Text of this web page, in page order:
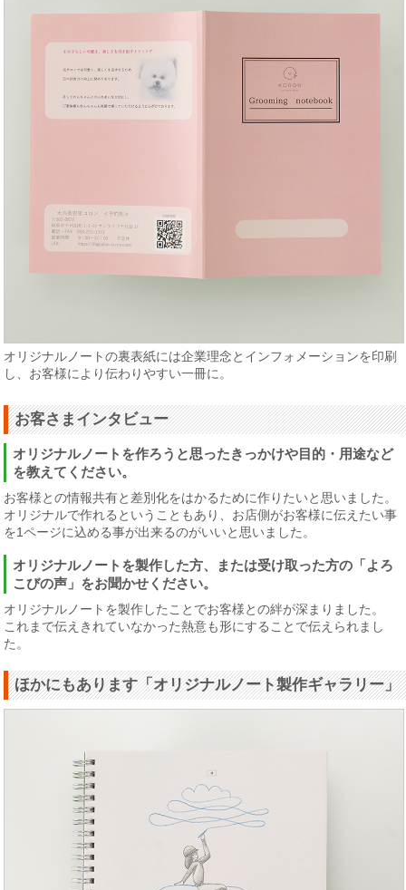
オリジナルノートの裏表紙には企業理念とインフォメーションを印刷
し、お客様により伝わりやすい一冊に。
お客さまインタビュー
オリジナルノートを作ろうと思ったきっかけや目的・用途など
を教えてください。
お客様との情報共有と差別化をはかるために作りたいと思いました。
オリジナルで作れるということもあり、お店側がお客様に伝えたい事
を1ページに込める事が出来るのがいいと思いました。
オリジナルノートを製作した方、または受け取った方の「よろ
こびの声」をお聞かせください。
オリジナルノートを製作したことでお客様との絆が深まりました。
これまで伝えきれていなかった熱意も形にすることで伝えられまし
た。
ほかにもあります「オリジナルノート製作ギャラリー」